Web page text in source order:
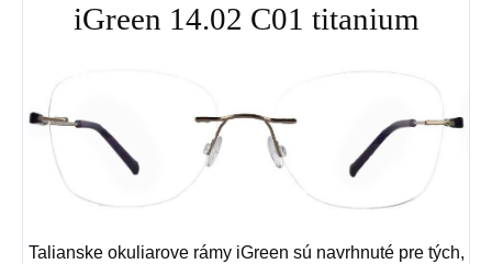
iGreen 14.02 C01 titanium
Talianske okuliarove rámy iGreen sú navrhnuté pre tých,